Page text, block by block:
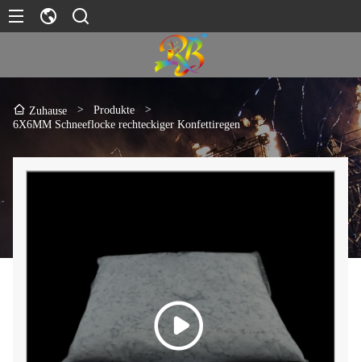
Zuhause > Produkte
>
6X6MM Schneeflocke rechteckiger Konfettiregen